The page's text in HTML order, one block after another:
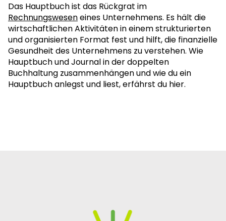
Das Hauptbuch ist das Rückgrat im
Rechnungsweseneines Unternehmens. Es hält die
wirtschaftlichen Aktivitäten in einem strukturierten
und organisierten Format fest und hilft, die finanzielle
Gesundheit des Unternehmens zu verstehen. Wie
Hauptbuch und Journal in der doppelten
Buchhaltung zusammenhängen und wie du ein
Hauptbuch anlegst und liest, erfährst du hier.